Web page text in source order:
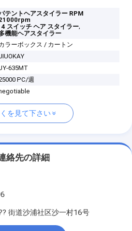
テントヘアスタイラー RPM
4 スイッチ ヘア スタイラー,
機能ヘアスタイラー
ラーボックス / カートン
635MT
PC/週
を見て下さい
絡先の詳細
街道沙浦社区沙一村16号